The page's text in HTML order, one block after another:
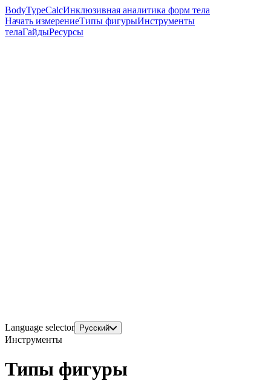
BodyTypeCalcИнклюзивная аналитика форм тела
Начать измерениеТипы фигурыИнструменты
телаГайдыРесурсы
Language selector Русский
Инструменты
Типы фигуры